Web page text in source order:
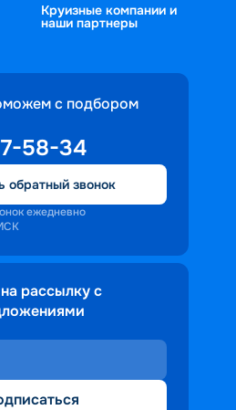
Круизные компании и
наши партнеры
с подбором
58-34
обратный звонок
ежедневно
рассылку с